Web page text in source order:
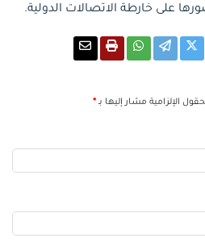
على خارطة الاتصالات الدولية.
الإلزامية مشار إليها بـ*